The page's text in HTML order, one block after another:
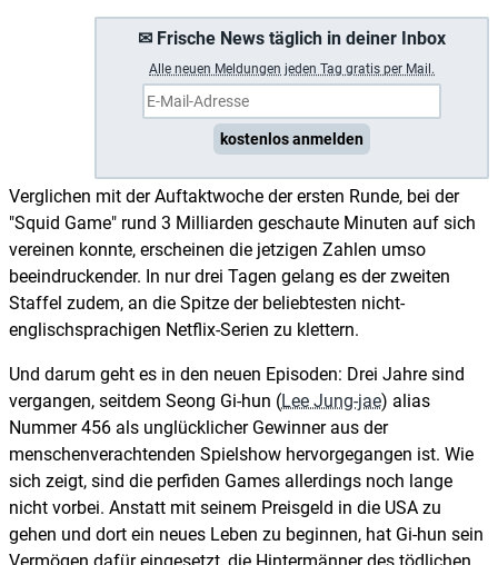
✉ Frische News täglich in deiner Inbox
Alle neuen Meldungen jeden Tag gratis per Mail.
kostenlos anmelden
Verglichen mit der Auftaktwoche der ersten Runde, bei der
"Squid Game" rund 3 Milliarden geschaute Minuten auf sich
vereinen konnte, erscheinen die jetzigen Zahlen umso
beeindruckender. In nur drei Tagen gelang es der zweiten
Staffel zudem, an die Spitze der beliebtesten nicht-
englischsprachigen Netflix-Serien zu klettern.
Und darum geht es in den neuen Episoden: Drei Jahre sind
vergangen, seitdem Seong Gi-hun (Lee Jung-jae) alias
Nummer 456 als unglücklicher Gewinner aus der
menschenverachtenden Spielshow hervorgegangen ist. Wie
sich zeigt, sind die perfiden Games allerdings noch lange
nicht vorbei. Anstatt mit seinem Preisgeld in die USA zu
gehen und dort ein neues Leben zu beginnen, hat Gi-hun sein
Vermögen dafür eingesetzt, die Hintermänner des tödlichen